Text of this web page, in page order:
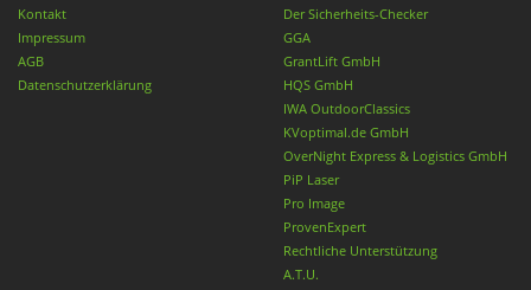
Kontakt
Impressum
AGB
Datenschutzerklärung
Der Sicherheits-Checker
GGA
GrantLift GmbH
HQS GmbH
IWA OutdoorClassics
KVoptimal.de GmbH
OverNight Express & Logistics GmbH
PiP Laser
Pro Image
ProvenExpert
Rechtliche Unterstützung
A.T.U.